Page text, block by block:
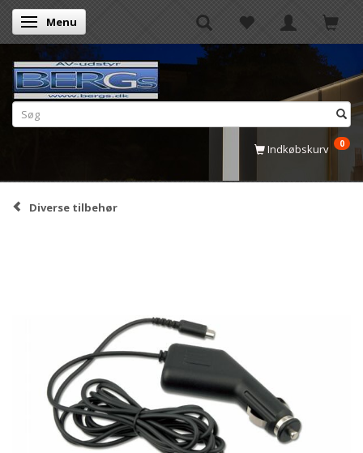
Skifte navigation
Menu
Indkøbskurv 0
Diverse tilbehør